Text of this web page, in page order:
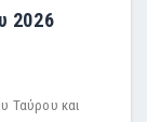
2026
Ταύρου και